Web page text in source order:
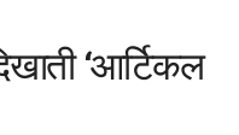
‘आर्टिकल